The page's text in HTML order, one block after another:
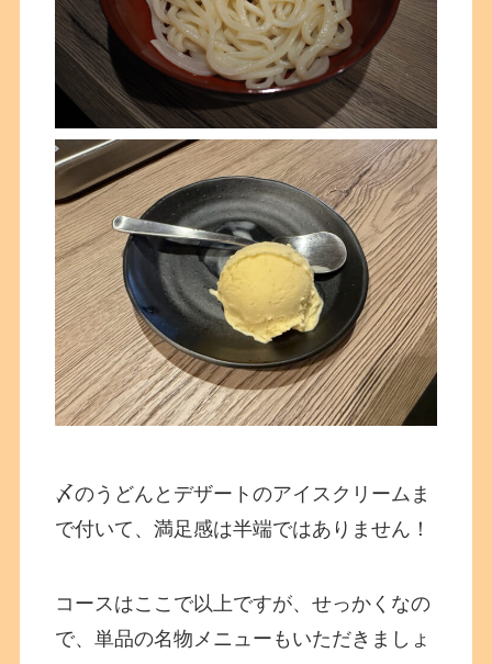
〆のうどんとデザートのアイスクリームま
で付いて、満足感は半端ではありません！
コースはここで以上ですが、せっかくなの
で、単品の名物メニューもいただきましょ